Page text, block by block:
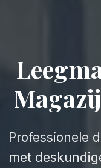
Professionele
met